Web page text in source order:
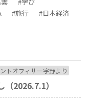
#旅行
#日本経済
トオフィサー宇野より
2026.7.1）